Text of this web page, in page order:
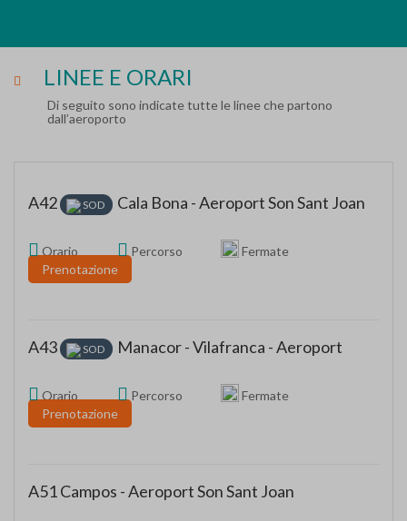
LINEE E ORARI
Di seguito sono indicate tutte le linee che partono
dall’aeroporto
A42 SOD Cala Bona - Aeroport Son Sant Joan
Orario Percorso
Fermate
Prenotazione
A43 SOD Manacor - Vilafranca - Aeroport
Orario Percorso
Fermate
Prenotazione
A51 Campos - Aeroport Son Sant Joan